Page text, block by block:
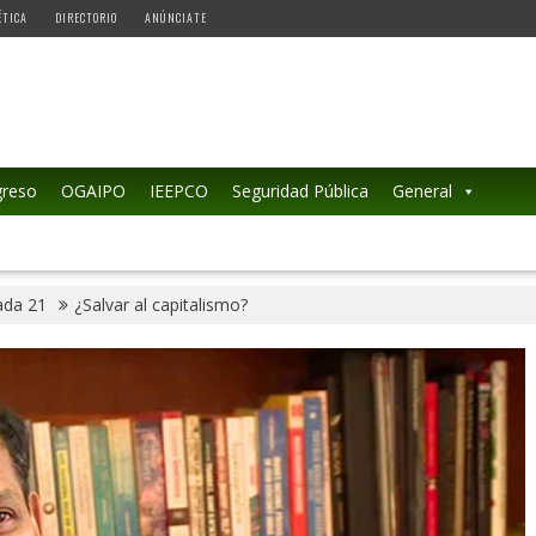
DIRECTORIO ANÚNCIATE
OGAIPO IEEPCO Seguridad Pública General
21 ¿Salvar al capitalismo?